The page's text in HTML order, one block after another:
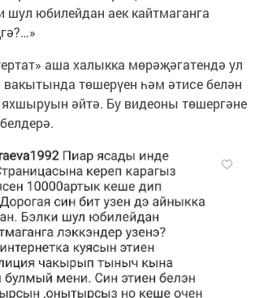
шул юбилейдан аек кайтмаганга
аша халыкка мөрәҗәгатендә ул
төшерүен һәм әтисе белән
әйтә. Бу видеоны төшергәне